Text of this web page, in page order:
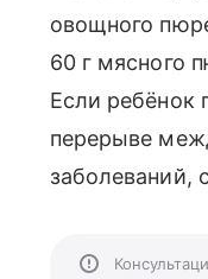
овощного
60 г мясного
Если ребёнок
перерыве
заболеваний,